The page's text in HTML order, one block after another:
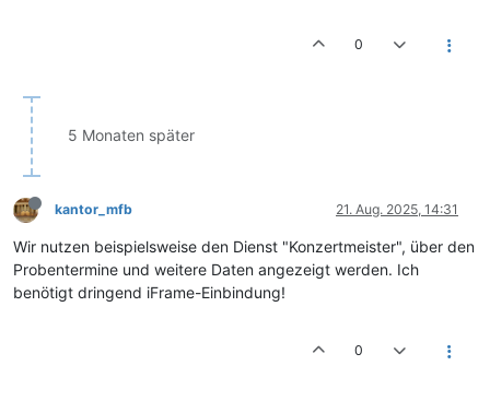
0
5 Monaten später
kantor_mfb 21. Aug. 2025, 14:31
Wir nutzen beispielsweise den Dienst "Konzertmeister", über den
Probentermine und weitere Daten angezeigt werden. Ich
benötigt dringend iFrame-Einbindung!
0